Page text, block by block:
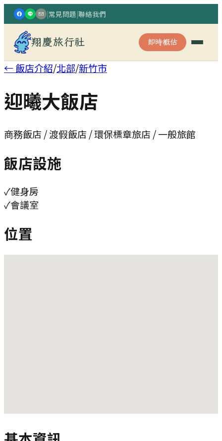
|常見問題|聯絡我們
翔慶旅行社 即時概估
← 飯店介紹/北部/新竹市
迎曦大飯店
商務飯店 / 渡假飯店 / 環保標章旅店 / 一般旅館
飯店設施
✓健身房
✓會議室
位置